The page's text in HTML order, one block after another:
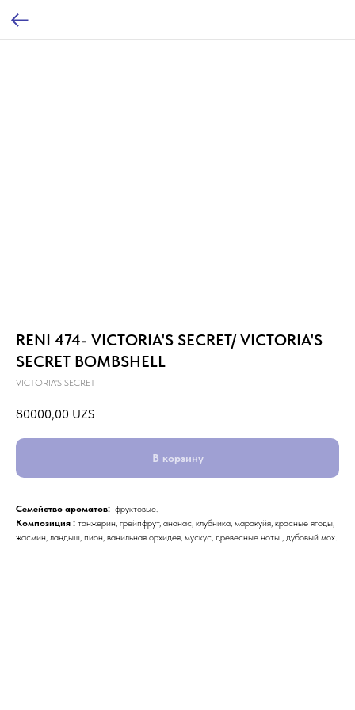
RENI 474- VICTORIA'S SECRET/ VICTORIA'S
SECRET BOMBSHELL
VICTORIA'S SECRET
80000,00 UZS
В корзину
Семейство ароматов: фруктовые.
Композиция : танжерин, грейпфрут, ананас, клубника, маракуйя, красные ягоды,
жасмин, ландыш, пион, ванильная орхидея, мускус, древесные ноты , дубовый мох.